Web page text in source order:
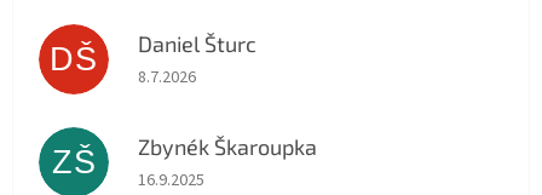
DŠ Daniel Šturc
Hodnocení obchodu je 5 z 5 hvězdiček.
8.7.2026
ZŠ Zbynék Škaroupka
Hodnocení obchodu je 5 z 5 hvězdiček.
16.9.2025